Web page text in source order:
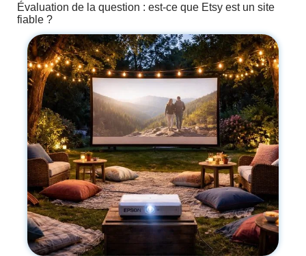
Évaluation de la question : est-ce que Etsy est un site
fiable ?